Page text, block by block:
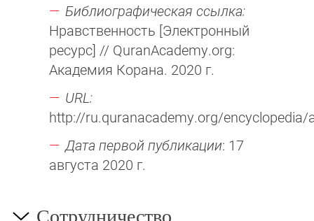
Библиографическая ссылка:
Нравственность [Электронный
ресурс] // QuranAcademy.org:
Академия Корана. 2020 г.
URL:
http://ru.quranacademy.org/encyclopedia/
Дата первой публикации: 17
августа 2020 г.
Сотрудничество